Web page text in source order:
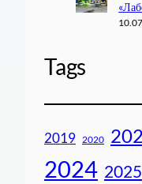
Tags
2019 2020
2024 2025